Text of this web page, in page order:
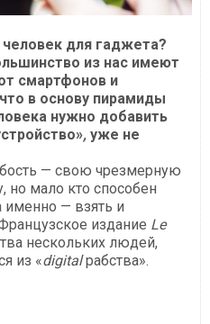
для гаджета?
из нас имеют
смартфонов и
в основу пирамиды
нужно добавить
, уже не
— свою чрезмерную
но мало кто способен
именно — взять и
издание Le
нескольких людей,
из «digitalрабства».